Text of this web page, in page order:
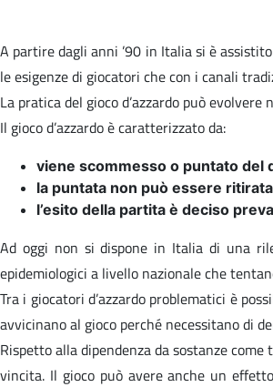
A partire dagli anni ’90 in Italia si è
le esigenze di giocatori che con i canali
La pratica del gioco d’azzardo può
Il gioco d’azzardo è caratterizzato da:
viene scommesso o puntato del
la puntata non può essere ritirata
l’esito della partita è deciso
Ad oggi non si dispone in Italia di una
epidemiologici a livello nazionale che
Tra i giocatori d’azzardo problematici è
avvicinano al gioco perché necessitano di
Rispetto alla dipendenza da sostanze
vincita. Il gioco può avere anche un